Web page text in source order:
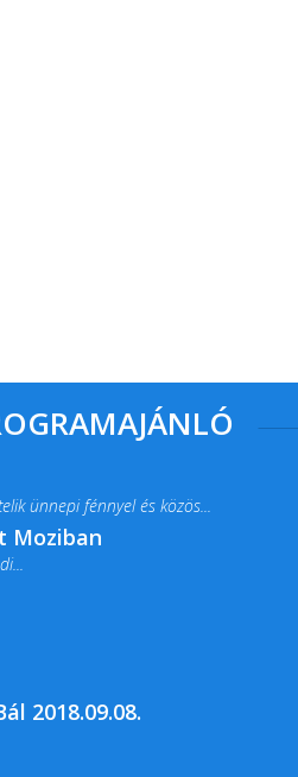
ünnepi fénnyel és közös...
Moziban
és...
2018.09.08.